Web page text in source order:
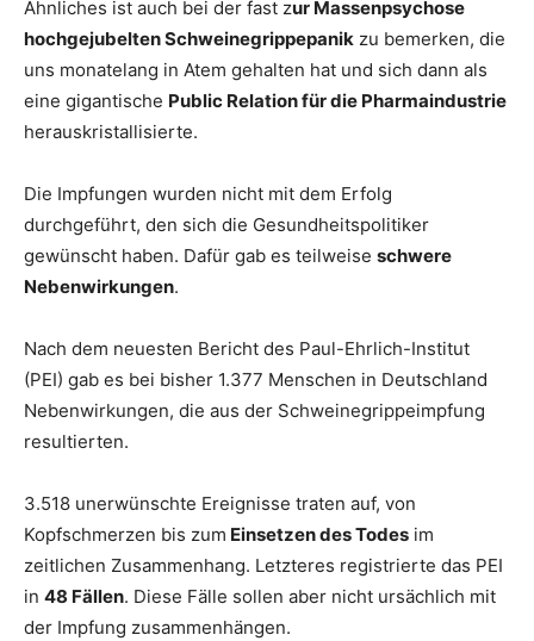
Ähnliches ist auch bei der fast zur Massenpsychose
hochgejubelten Schweinegrippepanik zu bemerken, die
uns monatelang in Atem gehalten hat und sich dann als
eine gigantische Public Relation für die Pharmaindustrie
herauskristallisierte.
Die Impfungen wurden nicht mit dem Erfolg
durchgeführt, den sich die Gesundheitspolitiker
gewünscht haben. Dafür gab es teilweise schwere
Nebenwirkungen.
Nach dem neuesten Bericht des Paul-Ehrlich-Institut
(PEI) gab es bei bisher 1.377 Menschen in Deutschland
Nebenwirkungen, die aus der Schweinegrippeimpfung
resultierten.
3.518 unerwünschte Ereignisse traten auf, von
Kopfschmerzen bis zum Einsetzen des Todes im
zeitlichen Zusammenhang. Letzteres registrierte das PEI
in 48 Fällen. Diese Fälle sollen aber nicht ursächlich mit
der Impfung zusammenhängen.